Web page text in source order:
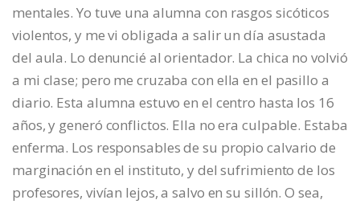
mentales. Yo tuve una alumna con rasgos sicóticos
violentos, y me vi obligada a salir un día asustada
del aula. Lo denuncié al orientador. La chica no volvió
a mi clase; pero me cruzaba con ella en el pasillo a
diario. Esta alumna estuvo en el centro hasta los 16
años, y generó conflictos. Ella no era culpable. Estaba
enferma. Los responsables de su propio calvario de
marginación en el instituto, y del sufrimiento de los
profesores, vivían lejos, a salvo en su sillón. O sea,